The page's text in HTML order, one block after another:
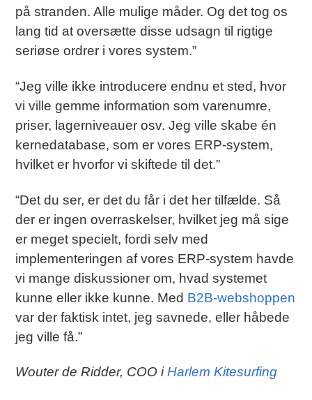
på stranden. Alle mulige måder. Og det tog os
lang tid at oversætte disse udsagn til rigtige
seriøse ordrer i vores system.”
“Jeg ville ikke introducere endnu et sted, hvor
vi ville gemme information som varenumre,
priser, lagerniveauer osv. Jeg ville skabe én
kernedatabase, som er vores ERP-system,
hvilket er hvorfor vi skiftede til det.”
“Det du ser, er det du får i det her tilfælde. Så
der er ingen overraskelser, hvilket jeg må sige
er meget specielt, fordi selv med
implementeringen af vores ERP-system havde
vi mange diskussioner om, hvad systemet
kunne eller ikke kunne. Med B2B-webshoppen
var der faktisk intet, jeg savnede, eller håbede
jeg ville få.”
Wouter de Ridder, COO iHarlem Kitesurfing